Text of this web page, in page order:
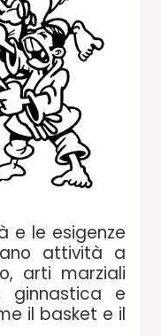
e le esigenze
attività a
arti marziali
ginnastica e
il basket e il